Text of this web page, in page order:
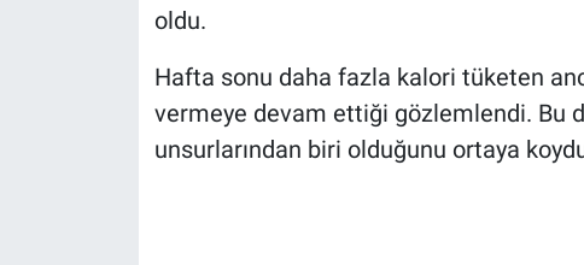
oldu.
Hafta sonu daha fazla kalori tüketen
vermeye devam ettiği gözlemlendi. Bu
unsurlarından biri olduğunu ortaya